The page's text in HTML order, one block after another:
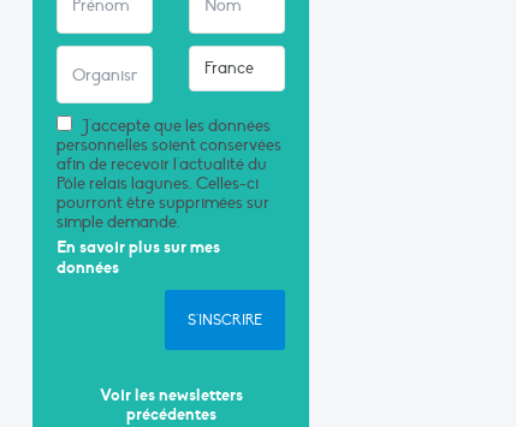
J'accepte que les données
personnelles soient conservées
afin de recevoir l'actualité du
Pôle relais lagunes. Celles-ci
pourront être supprimées sur
simple demande.
En savoir plus sur mes
données
S'INSCRIRE
Voir les newsletters
précédentes